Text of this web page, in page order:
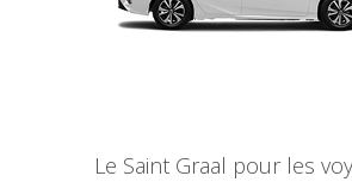
Le Saint Graal pour les